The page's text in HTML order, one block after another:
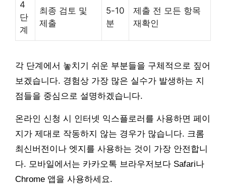
4
단
계
최종 검토 및
제출
5-10
분
제출 전 모든 항목
재확인
각 단계에서 놓치기 쉬운 부분들을 구체적으로 짚어
보겠습니다. 경험상 가장 많은 실수가 발생하는 지
점들을 중심으로 설명하겠습니다.
온라인 신청 시 인터넷 익스플로러를 사용하면 페이
지가 제대로 작동하지 않는 경우가 많습니다. 크롬
최신버전이나 엣지를 사용하는 것이 가장 안전합니
다. 모바일에서는 카카오톡 브라우저보다 Safari나
Chrome 앱을 사용하세요.